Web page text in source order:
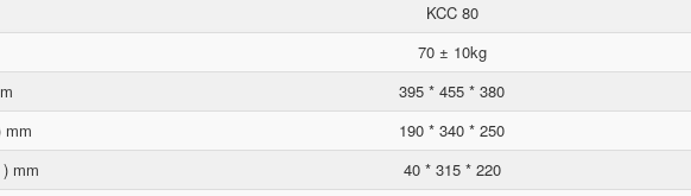
KCC 80
70 ± 10kg
395 * 455 * 380
mm
190 * 340 * 250
mm
40 * 315 * 220